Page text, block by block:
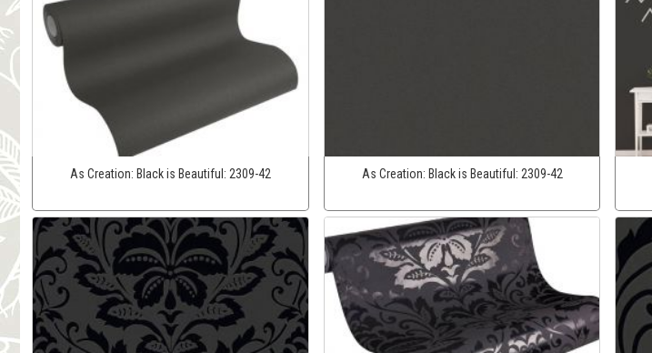
As Creation: Black is Beautiful: 2309-42 As Creation: Black is Beautiful: 2309-42